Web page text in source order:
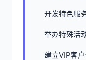
开发特色服
举办特殊活
建立VIP客